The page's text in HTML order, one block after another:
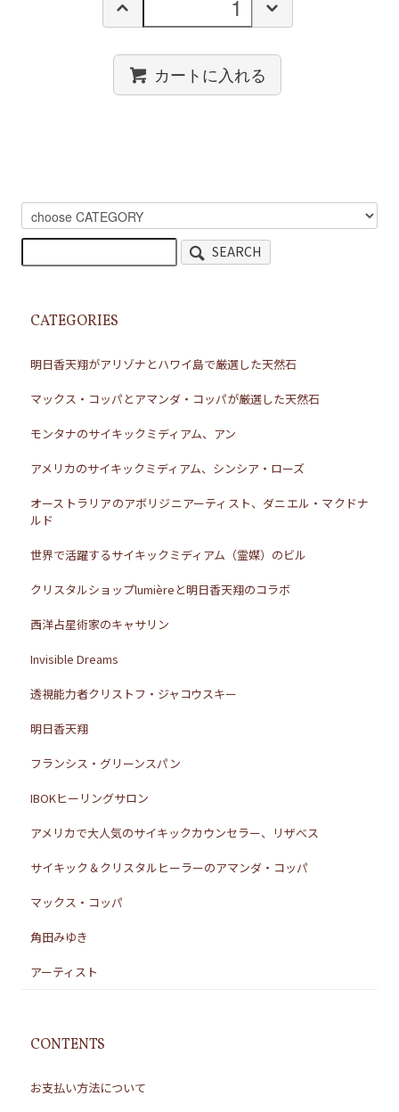
カートに入れる
SEARCH
CATEGORIES
明日香天翔がアリゾナとハワイ島で厳選した天然石
マックス・コッパとアマンダ・コッパが厳選した天然石
モンタナのサイキックミディアム、アン
アメリカのサイキックミディアム、シンシア・ローズ
オーストラリアのアボリジニアーティスト、ダニエル・マクドナ
ルド
世界で活躍するサイキックミディアム（霊媒）のビル
クリスタルショップlumièreと明日香天翔のコラボ
西洋占星術家のキャサリン
Invisible Dreams
透視能力者クリストフ・ジャコウスキー
明日香天翔
フランシス・グリーンスパン
IBOKヒーリングサロン
アメリカで大人気のサイキックカウンセラー、リザべス
サイキック＆クリスタルヒーラーのアマンダ・コッパ
マックス・コッパ
角田みゆき
アーティスト
CONTENTS
お支払い方法について